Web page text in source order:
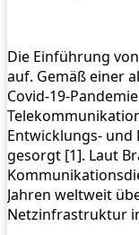
Die Einführung
auf. Gemäß einer
Covid-19-
Entwicklungs- und
gesorgt [1]. Laut
Jahren weltweit
Netzinfrastruktur